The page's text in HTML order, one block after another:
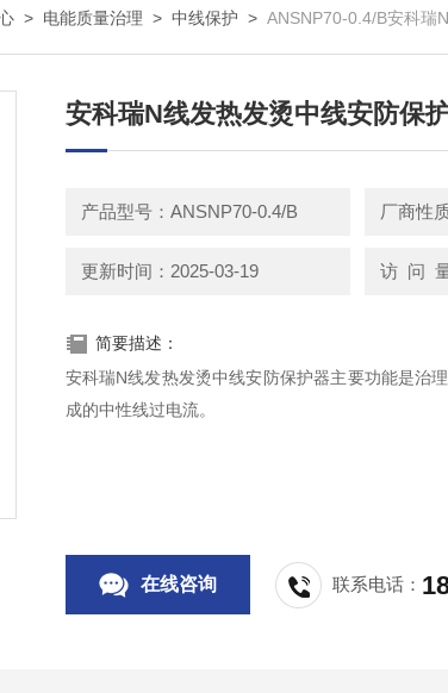
> 电能质量治理 > 中线保护 > ANSNP70-0.4/B安科瑞
安科瑞N线发热发烫中线安防保
产品型号：ANSNP70-0.4/B 厂商性
更新时间：2025-03-19 访 问
简要描述：
安科瑞N线发热发烫中线安防保护器主要功能是治
成的中性线过电流。
在线咨询 联系电话：